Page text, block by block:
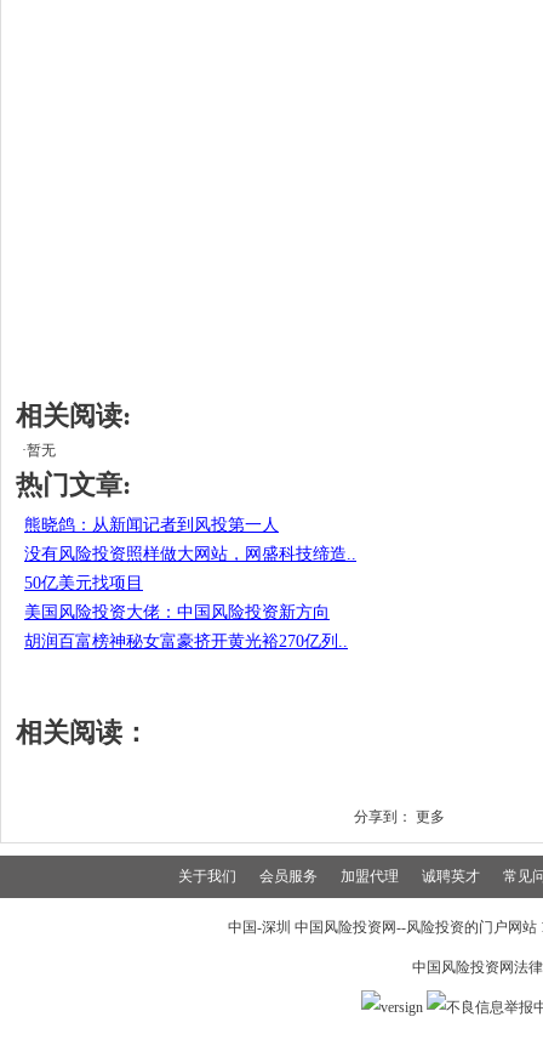
相关阅读:
·暂无
热门文章:
熊晓鸽：从新闻记者到风投第一人
没有风险投资照样做大网站，网盛科技缔造..
50亿美元找项目
美国风险投资大佬：中国风险投资新方向
胡润百富榜神秘女富豪挤开黄光裕270亿列..
相关阅读：
分享到： 更多
关于我们 会员服务 加盟代理 诚聘英才 常见
中国-深圳 中国风险投资网--风险投资的门户网
中国风险投资网法